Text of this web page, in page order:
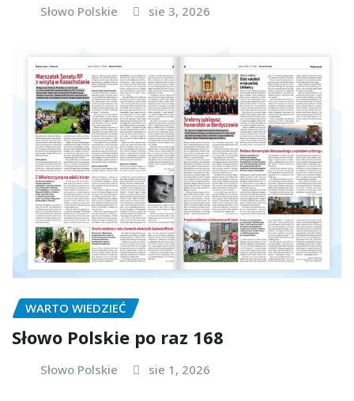
Słowo Polskie sie 3, 2026
WARTO WIEDZIEĆ
Słowo Polskie po raz 168
Słowo Polskie sie 1, 2026